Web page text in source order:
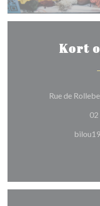
Kort
Rue de